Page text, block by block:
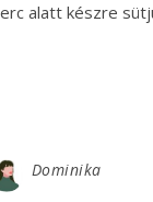
alatt készre
Dominika